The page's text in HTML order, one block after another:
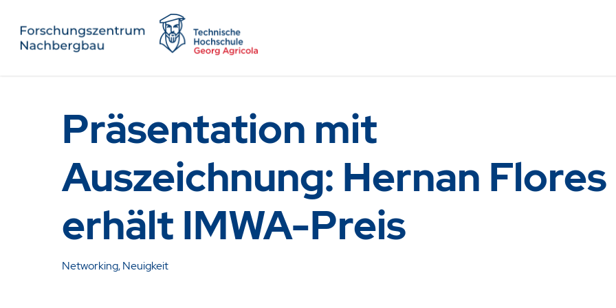
Präsentation mit
Auszeichnung: Hernan Flores
erhält IMWA-Preis
Networking,Neuigkeit